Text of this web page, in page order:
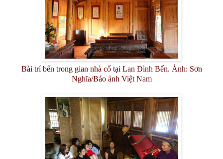
Bài trí bến trong gian nhà cổ tại Lan Đình Bến. Ảnh: Sơn
Nghĩa/Báo ảnh Việt Nam